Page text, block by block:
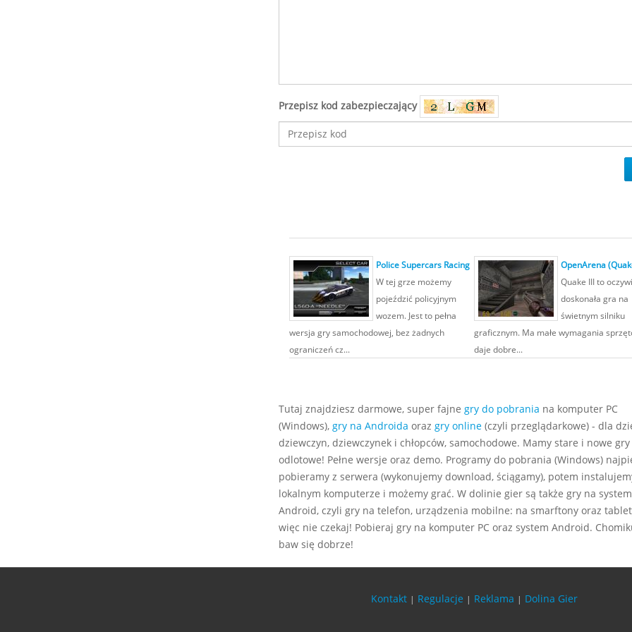
Przepisz kod zabezpieczający
Police Supercars Racing
W tej grze możemy
pojeździć policyjnym
wozem. Jest to pełna
wersja gry samochodowej, bez żadnych
ograniczeń cz...
OpenArena
Quake III to
doskonała gra na
świetnym silniku
graficznym. Ma małe wymagania
daje dobre...
Tutaj znajdziesz darmowe, super fajne gry do pobrania na komputer PC
(Windows), gry na Androida oraz gry online(czyli przeglądarkowe) - dla
dziewczyn, dziewczynek i chłopców, samochodowe. Mamy stare i nowe gry
odlotowe! Pełne wersje oraz demo. Programy do pobrania (Windows)
pobieramy z serwera (wykonujemy download, ściągamy), potem
lokalnym komputerze i możemy grać. W dolinie gier są także gry na system
Android, czyli gry na telefon, urządzenia mobilne: na smarftony oraz
więc nie czekaj! Pobieraj gry na komputer PC oraz system Android.
baw się dobrze!
Kontakt | Regulacje | Reklama | Dolina Gier